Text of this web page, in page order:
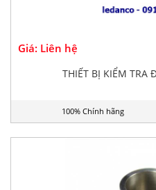
Giá: Liên hệ
THIẾT BỊ KIỂM TRA
100% Chính hãng